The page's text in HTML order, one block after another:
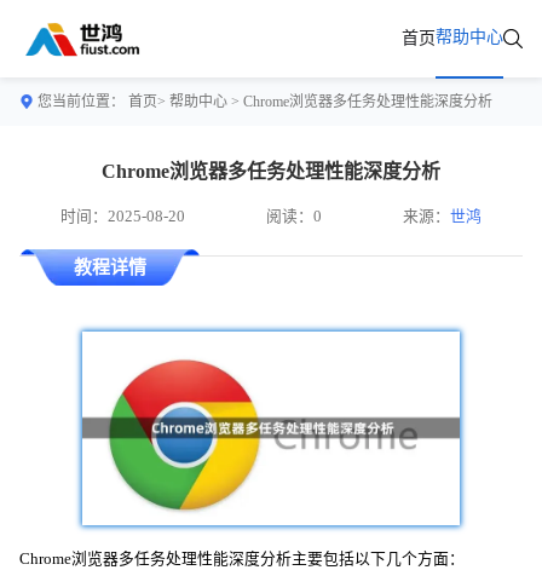
首页帮助中心
您当前位置： 首页> 帮助中心 > Chrome浏览器多任务处理性能深度分析
Chrome浏览器多任务处理性能深度分析
时间：2025-08-20 阅读：0 来源：世鸿
教程详情
Chrome浏览器多任务处理性能深度分析主要包括以下几个方面：